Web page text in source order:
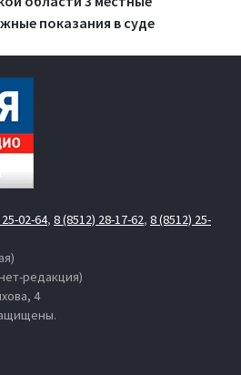
показания в суде
02-64, 8 (8512) 28-17-62, 8 (8512) 25-
редакция)
4